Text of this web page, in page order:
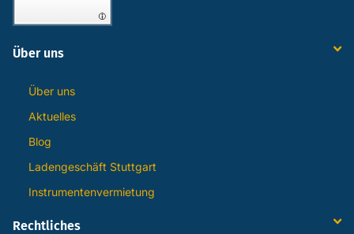
Über uns
Über uns
Aktuelles
Blog
Ladengeschäft Stuttgart
Instrumentenvermietung
Rechtliches